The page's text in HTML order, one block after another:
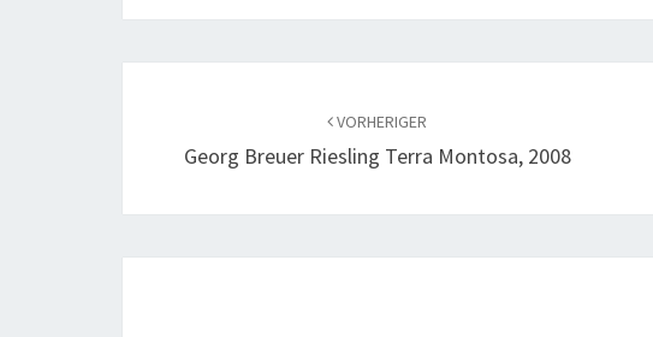
VORHERIGER
Georg Breuer Riesling Terra Montosa, 2008